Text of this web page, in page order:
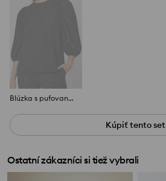
Blúzka s pufovanými rukávmi
Kúpiť tento set
Ostatní zákazníci si tiež vybrali